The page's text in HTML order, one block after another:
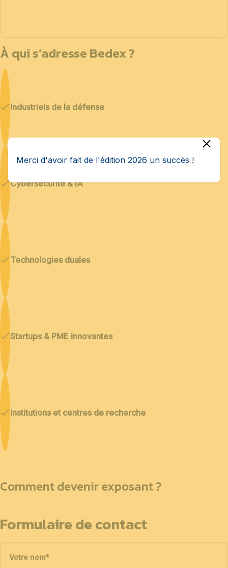
À qui s’adresse Bedex ?
Industriels de la défense
Cybersécurité & IA
Technologies duales
Startups & PME innovantes
Institutions et centres de recherche
Comment devenir exposant ?
Formulaire de contact
Votre nom*
Merci d'avoir fait de l'édition 2026 un succès !